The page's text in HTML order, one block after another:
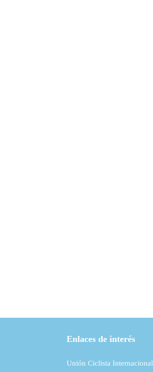
Enlaces de interés
Unión Ciclista Internacional